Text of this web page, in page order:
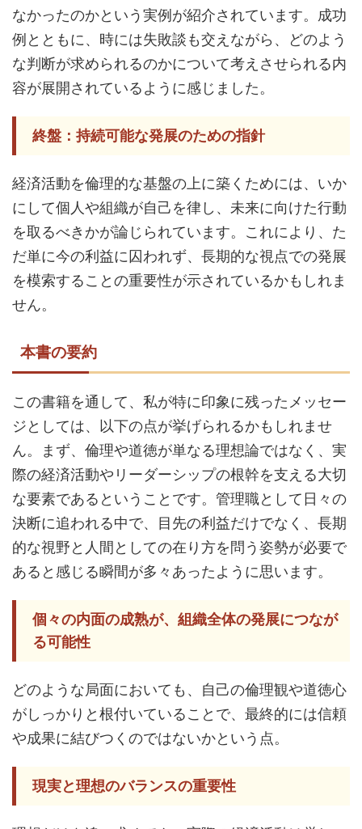
なかったのかという実例が紹介されています。成功
例とともに、時には失敗談も交えながら、どのよう
な判断が求められるのかについて考えさせられる内
容が展開されているように感じました。
終盤：持続可能な発展のための指針
経済活動を倫理的な基盤の上に築くためには、いか
にして個人や組織が自己を律し、未来に向けた行動
を取るべきかが論じられています。これにより、た
だ単に今の利益に囚われず、長期的な視点での発展
を模索することの重要性が示されているかもしれま
せん。
本書の要約
この書籍を通して、私が特に印象に残ったメッセー
ジとしては、以下の点が挙げられるかもしれませ
ん。まず、倫理や道徳が単なる理想論ではなく、実
際の経済活動やリーダーシップの根幹を支える大切
な要素であるということです。管理職として日々の
決断に追われる中で、目先の利益だけでなく、長期
的な視野と人間としての在り方を問う姿勢が必要で
あると感じる瞬間が多々あったように思います。
個々の内面の成熟が、組織全体の発展につなが
る可能性
どのような局面においても、自己の倫理観や道徳心
がしっかりと根付いていることで、最終的には信頼
や成果に結びつくのではないかという点。
現実と理想のバランスの重要性